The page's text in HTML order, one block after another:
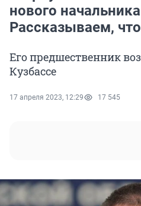
нового
Рассказываем,
Его предшественник
Кузбассе
17 апреля 2023, 12:29 17 545